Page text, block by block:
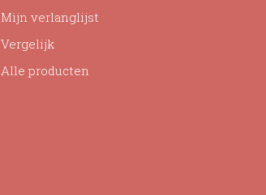
Mijn verlanglijst
Vergelijk
Alle producten